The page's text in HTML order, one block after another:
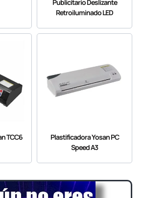
Publicitario Deslizante
Retroiluminado LED
TCC6
Plastificadora Yosan PC
Speed A3